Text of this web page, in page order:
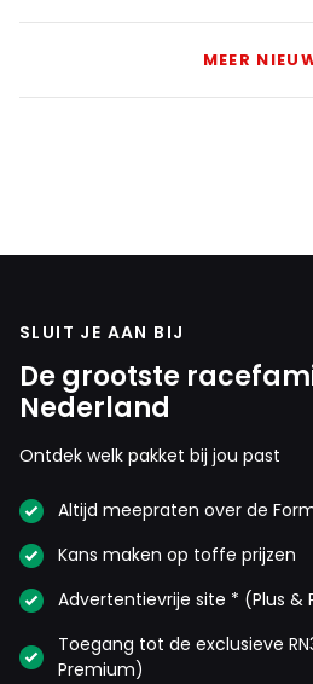
MEER
SLUIT JE AAN BIJ
De grootste
Nederland
Ontdek welk pakket bij jou past
Altijd meepraten over de
Kans maken op toffe prijzen
Advertentievrije site * (Plus &
Toegang tot de exclusieve
Premium)